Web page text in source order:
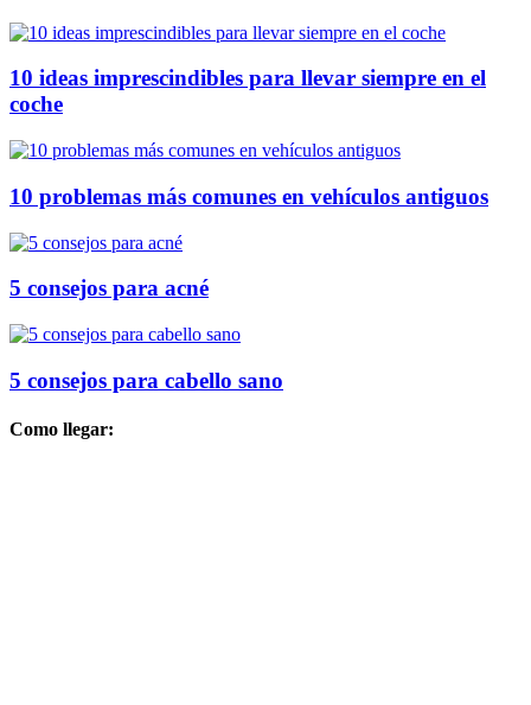
10 ideas imprescindibles para llevar siempre en el
coche
10 problemas más comunes en vehículos antiguos
5 consejos para acné
5 consejos para cabello sano
Como llegar: